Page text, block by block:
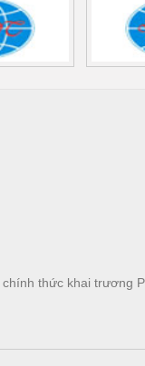
chính thức khai trương